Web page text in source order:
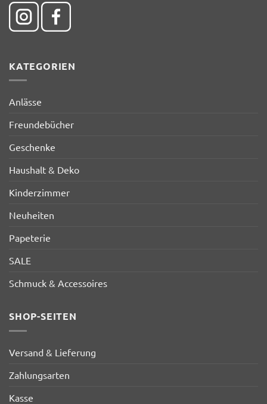
KATEGORIEN
Anlässe
Freundebücher
Geschenke
Haushalt & Deko
Kinderzimmer
Neuheiten
Papeterie
SALE
Schmuck & Accessoires
SHOP-SEITEN
Versand & Lieferung
Zahlungsarten
Kasse